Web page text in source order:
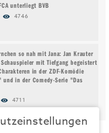
unterliegt BVB
4746
so nah mit Jana: Jan Krauter
mit Tiefgang begeistert
in der ZDF-Komödie
in der Comedy-Serie "Das
4711